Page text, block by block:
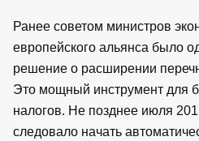
Ранее советом министров
европейского альянса было
решение о расширении
Это мощный инструмент для
налогов. Не позднее июля
следовало начать